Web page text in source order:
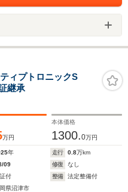
ィプトロニックS
継承
万円
本体価格
1300.0万円
年 走行 0.8万km
09 修復
なし
付 整備
法定整備付
県沼津市